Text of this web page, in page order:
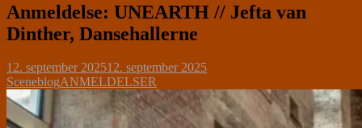
Anmeldelse: UNEARTH // Jefta van
Dinther, Dansehallerne
12. september 202512. september 2025
SceneblogANMELDELSER